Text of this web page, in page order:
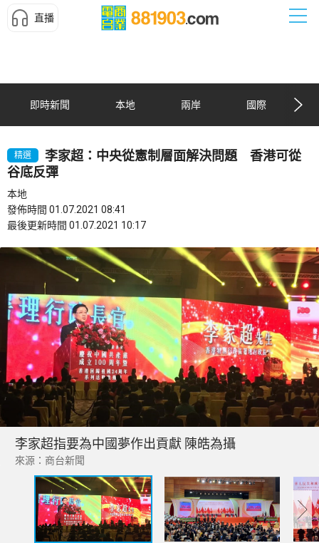
直播
即時新聞 本地 兩岸 國際
精選
李家超：中央從憲制層面解決問題 香港可從
谷底反彈
本地
發佈時間 01.07.2021 08:41
最後更新時間 01.07.2021 10:17
李家超指要為中國夢作出貢獻 陳皓為攝
來源：商台新聞